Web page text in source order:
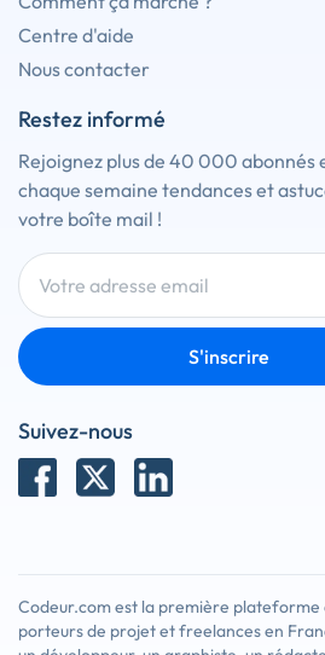
Centre d'aide
Nous contacter
Restez informé
Rejoignez plus de 40 000 abonnés
chaque semaine tendances et
votre boîte mail !
S'inscrire
Suivez-nous
Codeur.com est la première
porteurs de projet et freelances en